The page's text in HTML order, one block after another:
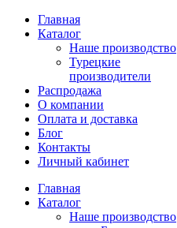
Главная
Каталог
Наше производство
Турецкие
производители
Распродажа
О компании
Оплата и доставка
Блог
Контакты
Личный кабинет
Главная
Каталог
Наше производство